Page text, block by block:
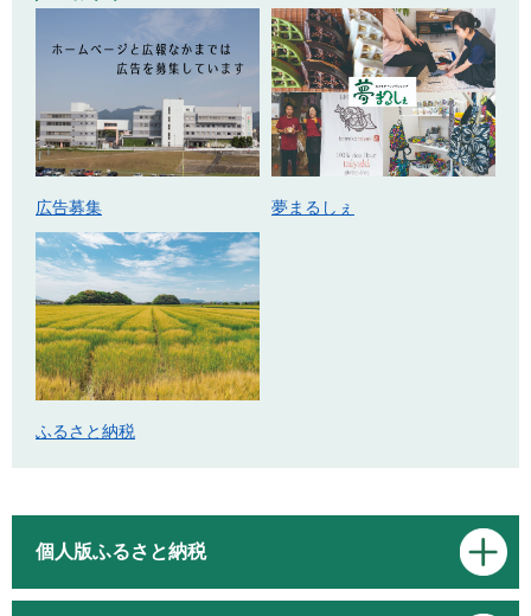
広告募集 夢まるしぇ
ふるさと納税
個人版ふるさと納税